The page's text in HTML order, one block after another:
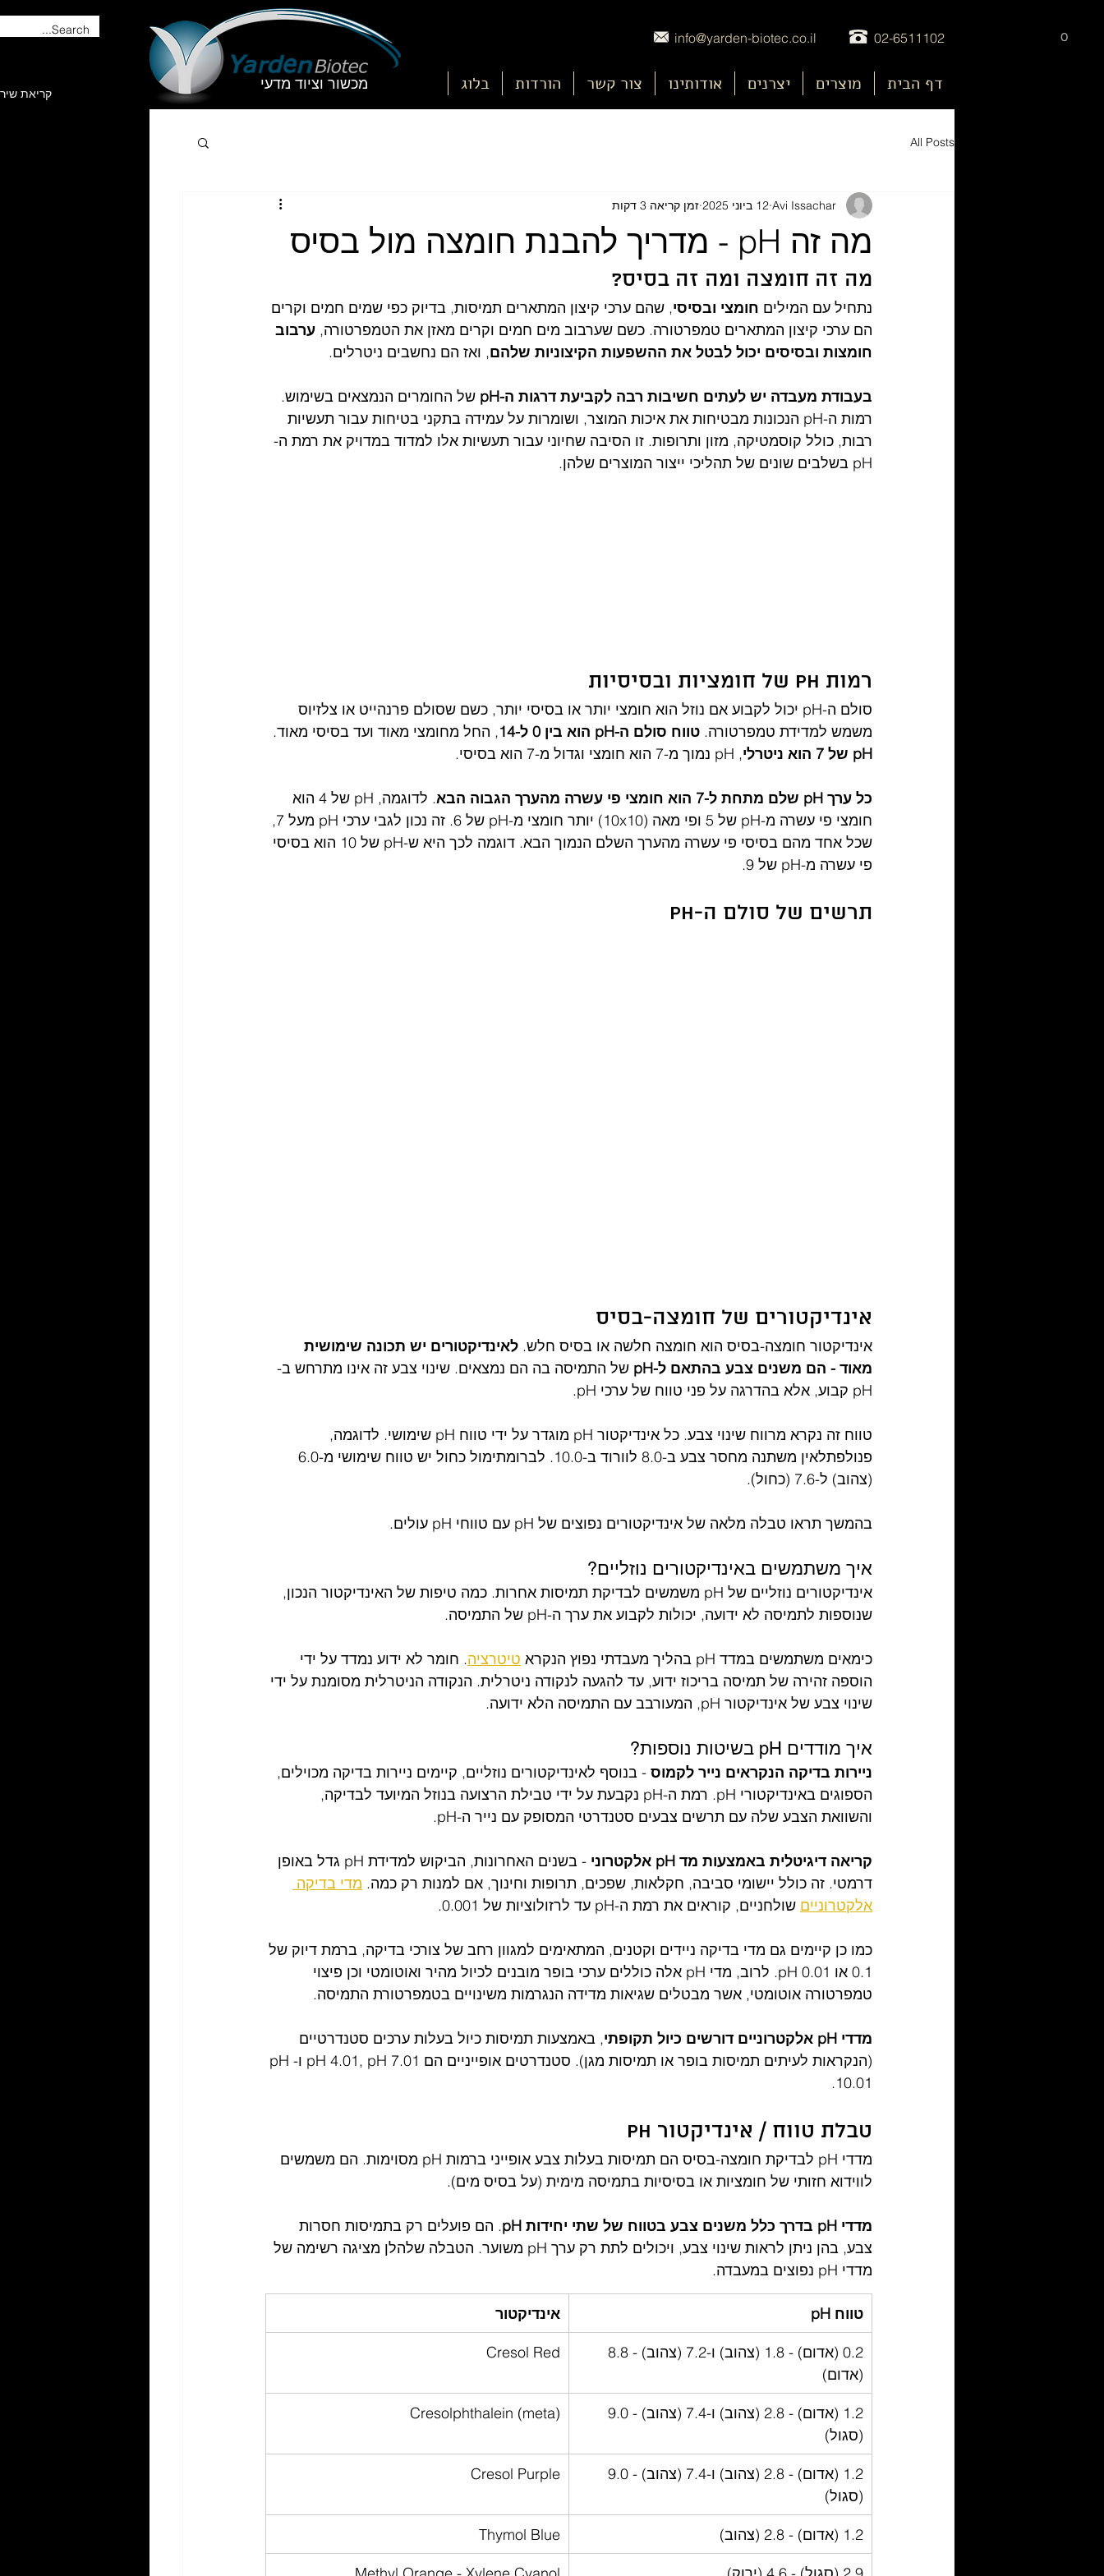
info@yarden-biotec.co.il 02-6511102
דף הבית מוצרים יצרנים אודותינו צור קשר הורדות בלוג nu
מכשור וציוד מדעי
קריאת
0
All Posts
מה זה pH - מדריך להבנת חומצה מול בסיס
Avi Issachar 12 ביוני 2025 זמן קריאה 3 דקות
מה זה חומצה ומה זה בסיס?
נתחיל עם המילים חומצי ובסיסי, שהם ערכי קיצון המתארים תמיסות, בדיוק כפי שמים חמים וקרים
הם ערכי קיצון המתארים טמפרטורה. כשם שערבוב מים חמים וקרים מאזן את הטמפרטורה, ערבוב
חומצות ובסיסים יכול לבטל את ההשפעות הקיצוניות שלהם, ואז הם נחשבים ניטרלים.
בעבודת מעבדה יש לעתים חשיבות רבה לקביעת דרגות ה-pH
של החומרים הנמצאים בשימוש.
רמות ה-pH הנכונות מבטיחות את איכות המוצר, ושומרות על עמידה בתקני בטיחות עבור תעשיות
רבות, כולל קוסמטיקה, מזון ותרופות. זו הסיבה שחיוני עבור תעשיות אלו למדוד במדויק את רמת ה-
pH בשלבים שונים של תהליכי ייצור המוצרים שלהן.
רמות pH של חומציות ובסיסיות
סולם ה-pH יכול לקבוע אם נוזל הוא חומצי יותר או בסיסי יותר, כשם שסולם פרנהייט או צלזיוס
משמש למדידת טמפרטורה. טווח סולם ה-pH הוא בין 0 ל-14
, החל מחומצי מאוד ועד בסיסי מאוד.
pH של 7 הוא ניטרלי
, pH נמוך מ-7 הוא חומצי וגדול מ-7 הוא בסיסי.
כל ערך pH שלם מתחת ל-7 הוא חומצי פי עשרה מהערך הגבוה הבא
. לדוגמה, pH של 4 הוא
חומצי פי עשרה מ-pH של 5 ופי מאה (10x10) יותר חומצי מ-pH של 6. זה נכון לגבי ערכי pH מעל 7,
שכל אחד מהם בסיסי פי עשרה מהערך השלם הנמוך הבא. דוגמה לכך היא ש-pH של 10 הוא בסיסי
פי עשרה מ-pH של 9.
תרשים של סולם ה-pH
אינדיקטורים של חומצה-בסיס
אינדיקטור חומצה-בסיס הוא חומצה חלשה או בסיס חלש. לאינדיקטורים יש תכונה שימושית
מאוד - הם משנים צבע בהתאם ל-pH
של התמיסה בה הם נמצאים. שינוי צבע זה אינו מתרחש ב-
pH קבוע, אלא בהדרגה על פני טווח של ערכי pH.
טווח זה נקרא מרווח שינוי צבע. כל אינדיקטור pH מוגדר על ידי טווח pH שימושי. לדוגמה,
(צהוב) ל-7.6 (כחול).
בהמשך תראו טבלה מלאה של אינדיקטורים נפוצים של pH עם טווחי pH עולים.
איך משתמשים באינדיקטורים נוזליים?
אינדיקטורים נוזליים של pH משמשים לבדיקת תמיסות אחרות. כמה טיפות של האינדיקטור הנכון,
שנוספות לתמיסה לא ידועה, יכולות לקבוע את ערך ה-pH של התמיסה.
כימאים משתמשים במדד pH בהליך מעבדתי נפוץ הנקרא טיטרציה. חומר לא ידוע נמדד על ידי
הוספה זהירה של תמיסה בריכוז ידוע, עד להגעה לנקודה ניטרלית. הנקודה הניטרלית מסומנת על ידי
שינוי צבע של אינדיקטור pH, המעורבב עם התמיסה הלא ידועה.
איך מודדים pH בשיטות נוספות?
ניירות בדיקה הנקראים נייר לקמוס - בנוסף לאינדיקטורים נוזליים, קיימים ניירות בדיקה מכוילים,
הספוגים באינדיקטורי pH. רמת ה-pH נקבעת על ידי טבילת הרצועה בנוזל המיועד לבדיקה,
והשוואת הצבע שלה עם תרשים צבעים סטנדרטי המסופק עם נייר ה-pH.
קריאה דיגיטלית באמצעות מד pH אלקטרוני
- בשנים האחרונות, הביקוש למדידת pH גדל באופן
דרמטי. זה כולל יישומי סביבה, חקלאות, שפכים, תרופות וחינוך, אם למנות רק כמה. מדי בדיקה
אלקטרוניים שולחניים, קוראים את רמת ה-pH עד לרזולוציות של 0.001.
כמו כן קיימים גם מדי בדיקה ניידים וקטנים, המתאימים למגוון רחב של צורכי בדיקה, ברמת דיוק של
0.1 או 0.01 pH. לרוב, מדי pH אלה כוללים ערכי בופר מובנים לכיול מהיר ואוטומטי וכן פיצוי
טמפרטורה אוטומטי, אשר מבטלים שגיאות מדידה הנגרמות משינויים בטמפרטורת התמיסה.
מדדי pH אלקטרוניים דורשים כיול תקופתי
, באמצעות תמיסות כיול בעלות ערכים סטנדרטיים
(הנקראות לעיתים תמיסות בופר או תמיסות מגן). סטנדרטים אופייניים הם pH 4.01, pH 7.01 ו-pH
10.01.
טבלת טווח / אינדיקטור pH
מדדי pH לבדיקת חומצה-בסיס הם תמיסות בעלות צבע אופייני ברמות pH מסוימות. הם משמשים
לווידוא חזותי של חומציות או בסיסיות בתמיסה מימית (על בסיס מים).
מדדי pH בדרך כלל משנים צבע בטווח של שתי יחידות pH
. הם פועלים רק בתמיסות חסרות
צבע, בהן ניתן לראות שינוי צבע, ויכולים לתת רק ערך pH משוער. הטבלה שלהלן מציגה רשימה של
מדדי pH נפוצים במעבדה.
טווח pH אינדיקטור
(אדום)
Cresol Red
(סגול)
Cresolphthalein (meta)
(סגול)
Cresol Purple
1.2 (אדום) - 2.8 (צהוב) Thymol Blue